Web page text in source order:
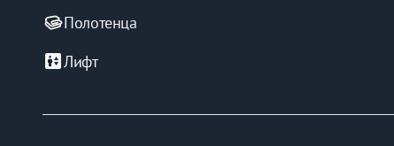
Полотенца
elevatorЛифт